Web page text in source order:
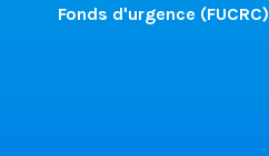
Fonds d'urgence (FUCRC)